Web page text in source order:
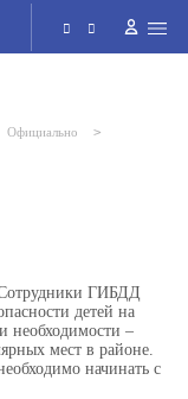
Официально >
ГИБДД
детей на
необходимости –
мест в районе.
начинать с